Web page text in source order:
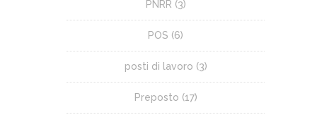
PNRR (3)
POS (6)
posti di lavoro (3)
Preposto (17)